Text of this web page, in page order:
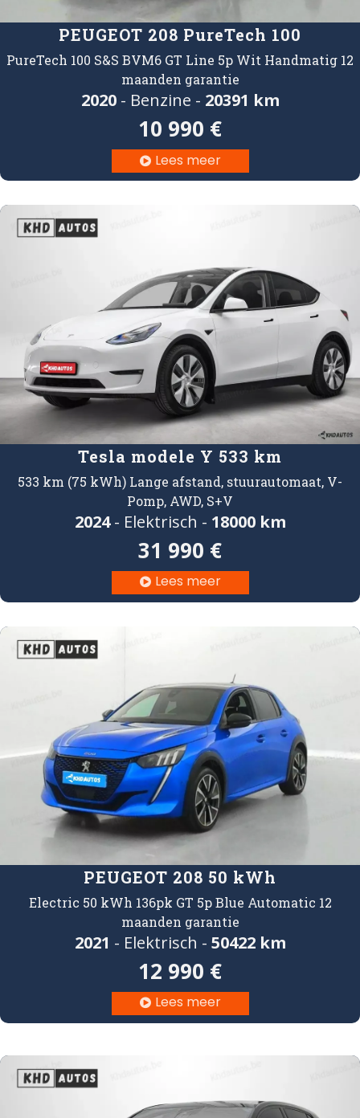
PEUGEOT 208 PureTech 100
PureTech 100 S&S BVM6 GT Line 5p Wit Handmatig 12
maanden garantie
2020- Benzine - 20391 km
10 990 €
 Lees meer
Tesla modele Y 533 km
533 km (75 kWh) Lange afstand, stuurautomaat, V-
Pomp, AWD, S+V
2024- Elektrisch - 18000 km
31 990 €
 Lees meer
PEUGEOT 208 50 kWh
Electric 50 kWh 136pk GT 5p Blue Automatic 12
maanden garantie
2021 - Elektrisch - 50422 km
12 990 €
 Lees meer